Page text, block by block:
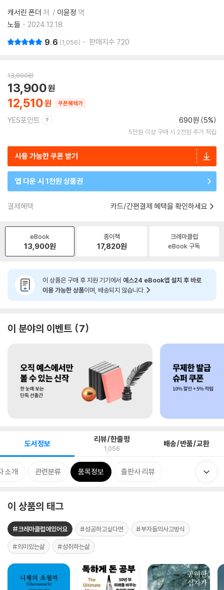
캐서린 폰더 저 이윤정 역
노들
2024.12.18.
9.6 1,056 판매지수 720
13,900원
12,510
13,900
쿠폰혜택가
YES포인트 690원 (5%)
5만원 이상 구매 시 2천원 추가 적립
사용 가능한 쿠폰 받기
앱 다운 시 1천원 상품권
결제혜택 카드/간편결제 혜택을 확인하세요
eBook
13,900원
종이책
17,820원
크레마클럽
eBook 구독
이 상품은 구매 후 지원 기기에서 예스24 eBook앱 설치 후 바로
이용 가능한 상품이며, 배송되지 않습니다.
이 분야의 이벤트 7
도서정보 리뷰/한줄평
1,056 배송/반품/교환
소개 관련분류 품목정보 출판사 리뷰
이 상품의 태그
#크레마클럽에있어요 #성공하고싶다면 #부자들의사고방식
#의미있는삶 #성취하는삶